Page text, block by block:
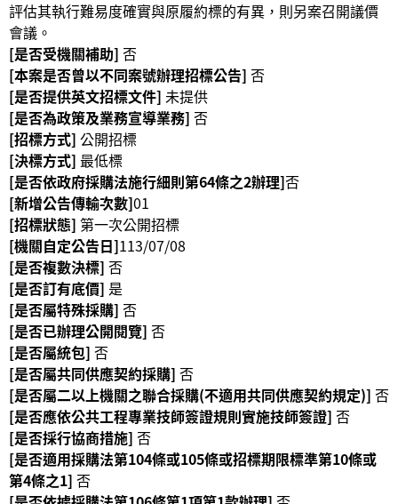
網
站
導
覽
R
S
S
網
站
資
料
開
放
宣
告
隱
私
權
保
護
評估其執行難易度確實與原履約標的有異，則另案召開議價
會議。
[是否受機關補助] 否
[本案是否曾以不同案號辦理招標公告] 否
[是否提供英文招標文件] 未提供
[是否為政策及業務宣導業務] 否
[招標方式] 公開招標
[決標方式] 最低標
[是否依政府採購法施行細則第64條之2辦理]否
[新增公告傳輸次數]01
[招標狀態] 第一次公開招標
[機關自定公告日]113/07/08
[是否複數決標] 否
[是否訂有底價] 是
[是否屬特殊採購] 否
[是否已辦理公開閱覽] 否
[是否屬統包] 否
[是否屬共同供應契約採購] 否
[是否屬二以上機關之聯合採購(不適用共同供應契約規定)] 否
[是否應依公共工程專業技師簽證規則實施技師簽證] 否
[是否採行協商措施] 否
[是否適用採購法第104條或105條或招標期限標準第10條或
第4條之1] 否